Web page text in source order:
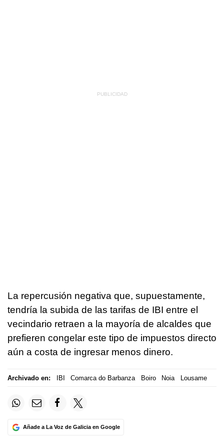
La repercusión negativa que, supuestamente,
tendría la subida de las tarifas de IBI entre el
vecindario retraen a la mayoría de alcaldes que
prefieren congelar este tipo de impuestos directo
aún a costa de ingresar menos dinero.
Archivado en: IBI Comarca do Barbanza Boiro Noia Lousame
Añade a La Voz de Galicia en Google